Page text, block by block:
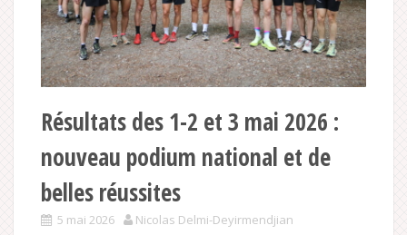
Résultats des 1-2 et 3 mai 2026 :
nouveau podium national et de
belles réussites
5 mai 2026 Nicolas Delmi-Deyirmendjian